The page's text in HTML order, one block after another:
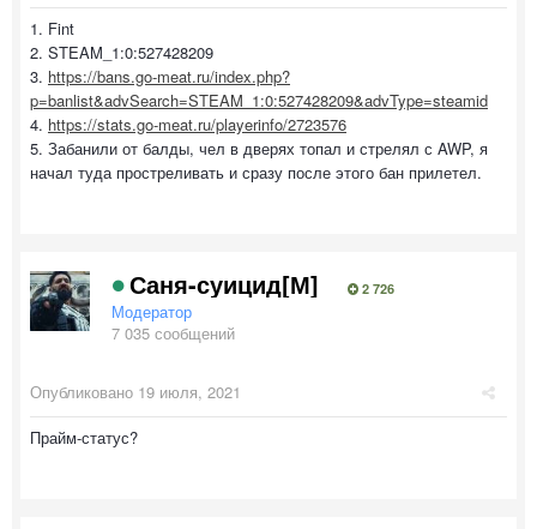
1. Fint
2. STEAM_1:0:527428209
3. https://bans.go-meat.ru/index.php?
p=banlist&advSearch=STEAM_1:0:527428209&advType=steamid
4. https://stats.go-meat.ru/playerinfo/2723576
5. Забанили от балды, чел в дверях топал и стрелял с AWP, я
начал туда простреливать и сразу после этого бан прилетел.
Саня-суицид[М] 2 726
Модератор
7 035 сообщений
Опубликовано 19 июля, 2021
Прайм-статус?